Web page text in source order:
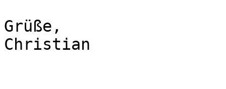
Grüße,
Christian